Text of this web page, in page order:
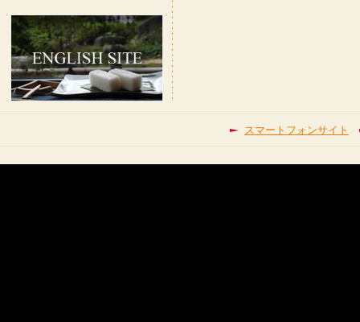
スマートフォンサイト